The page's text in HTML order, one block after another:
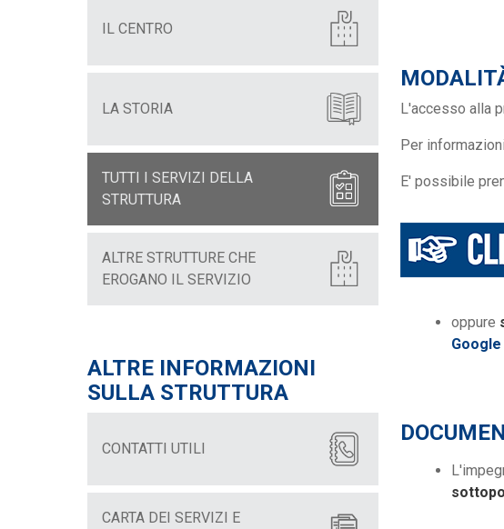
IL CENTRO
LA STORIA
TUTTI I SERVIZI DELLA
STRUTTURA
ALTRE STRUTTURE CHE
EROGANO IL SERVIZIO
ALTRE INFORMAZIONI
SULLA STRUTTURA
CONTATTI UTILI
CARTA DEI SERVIZI E
L'accesso alla
Per
E' possibile
oppure
Google